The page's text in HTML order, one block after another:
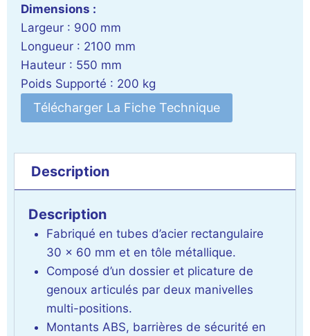
Dimensions :
Largeur : 900 mm
Longueur : 2100 mm
Hauteur : 550 mm
Poids Supporté : 200 kg
Télécharger La Fiche Technique
Description
Description
Fabriqué en tubes d’acier rectangulaire
30 x 60 mm et en tôle métallique.
Composé d’un dossier et plicature de
genoux articulés par deux manivelles
multi-positions.
Montants ABS, barrières de sécurité en